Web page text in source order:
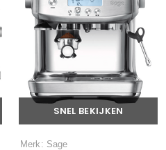
SNEL BEKIJKEN
Merk: Sage